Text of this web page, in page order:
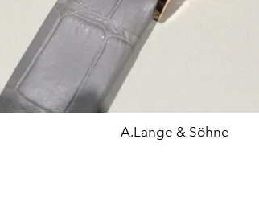
A.Lange & Söhne